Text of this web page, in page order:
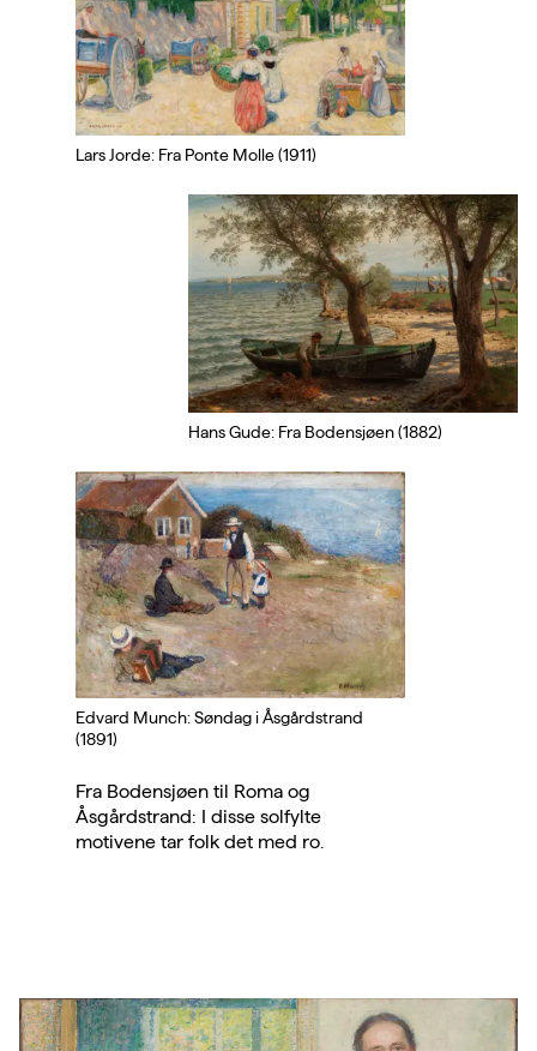
Lars Jorde: Fra Ponte Molle (1911)
Hans Gude: Fra Bodensjøen (1882)
Edvard Munch: Søndag i Åsgårdstrand
(1891)
Fra Bodensjøen til Roma og
Åsgårdstrand: I disse solfylte
motivene tar folk det med ro.